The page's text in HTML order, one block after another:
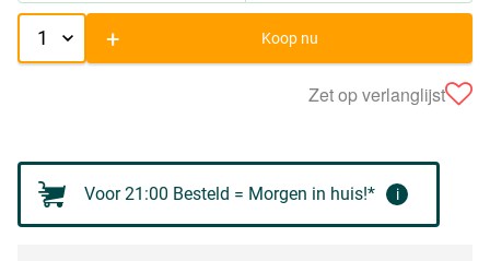
+ Koop nu
Zet op verlanglijst
Voor 21:00 Besteld = Morgen in huis!* i